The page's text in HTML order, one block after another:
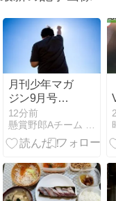
月刊少年マガ
ジン9月号の
懸賞応募先！
12分前